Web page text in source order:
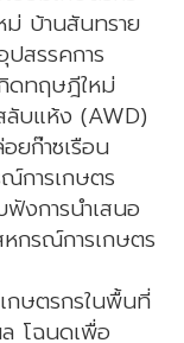
บ้านสันทราย
สรรคการ
ดทฤษฎีใหม่
ลับแห้ง (AWD)
ยก๊าซเรือน
การเกษตร
งการนำเสนอ
กรณ์การเกษตร
ษตรกรในพื้นที่
โฉนดเพื่อ